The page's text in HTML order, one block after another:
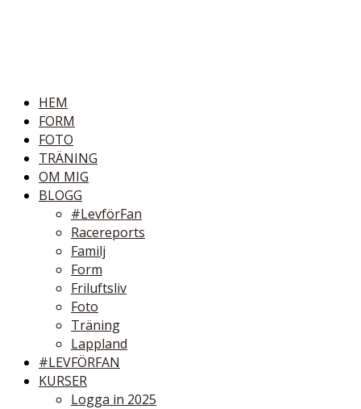
HEM
FORM
FOTO
TRÄNING
OM MIG
BLOGG
#LevförFan
Racereports
Familj
Form
Friluftsliv
Foto
Träning
Lappland
#LEVFÖRFAN
KURSER
Logga in 2025